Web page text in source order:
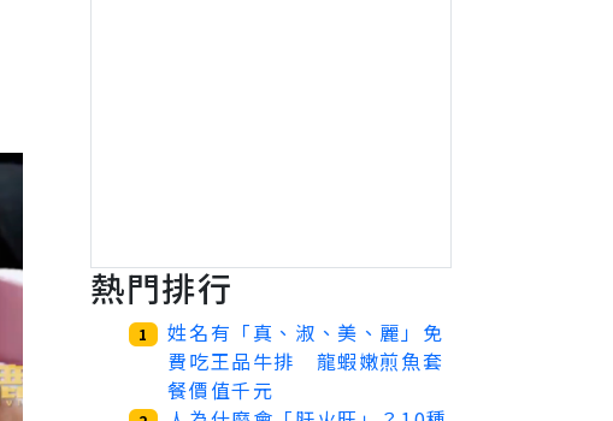
熱門排行
1
姓名有「真、淑、美、麗」免
費吃王品牛排 龍蝦嫩煎魚套
餐價值千元